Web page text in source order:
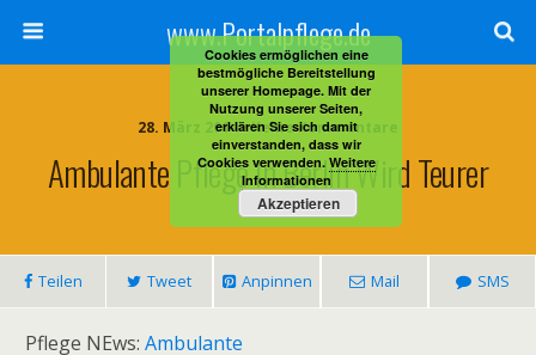
www.Portalpflege.de
28. März 2014 • Keine Kommentare
Ambulante Pflege In Berlin Wird Teurer
Teilen Tweet Anpinnen Mail SMS
Pflege NEws: Ambulante
Cookies ermöglichen eine
bestmögliche Bereitstellung
unserer Homepage. Mit der
Nutzung unserer Seiten,
erklären Sie sich damit
einverstanden, dass wir
Cookies verwenden.Weitere
Informationen
Akzeptieren